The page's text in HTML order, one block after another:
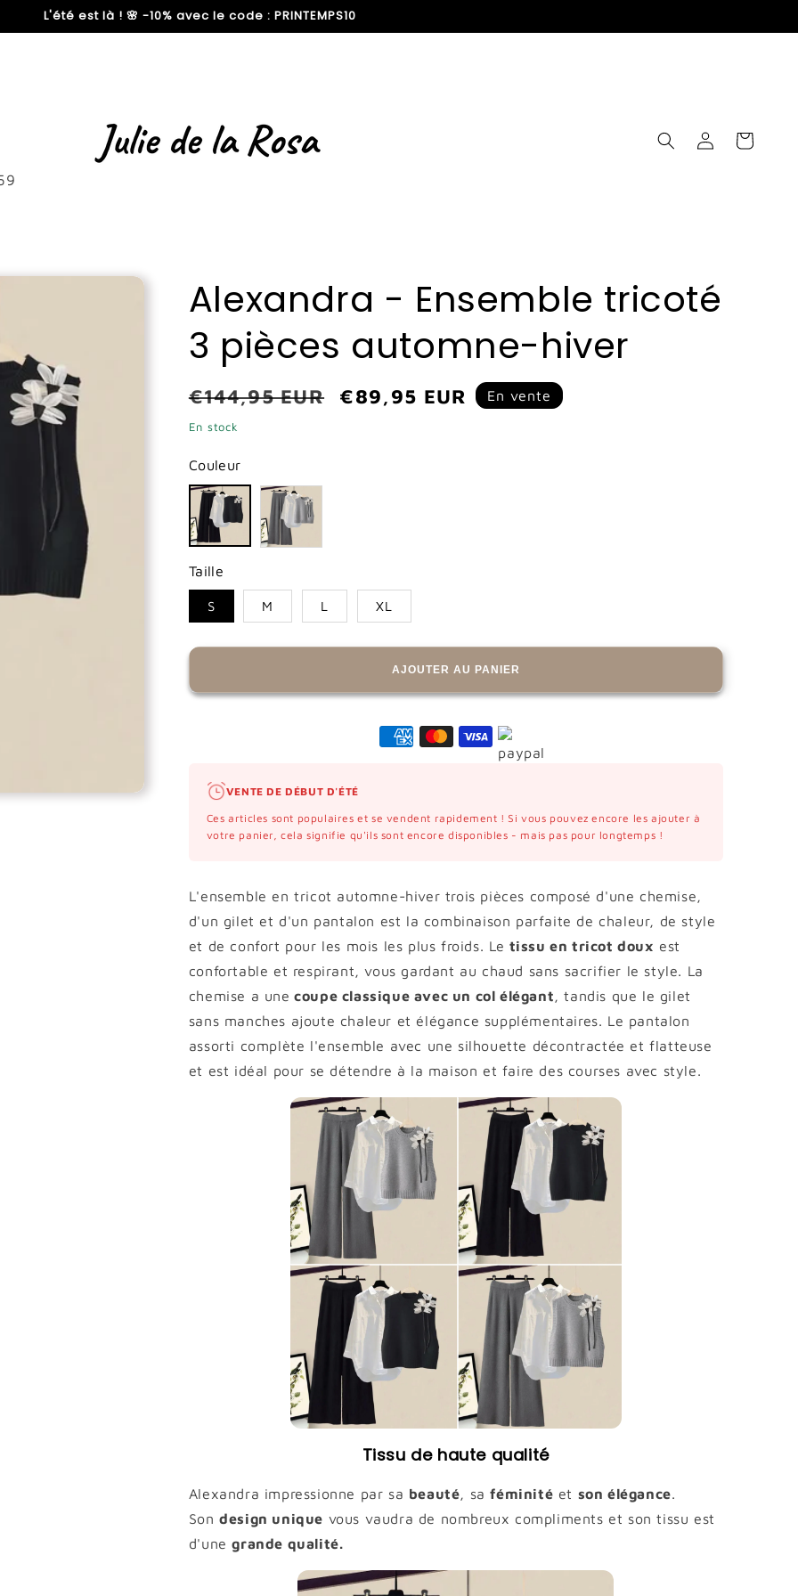
L'été est là ! 🌸 -10% avec le code : PRINTEMPS10
ConnexionPanier
Alexandra - Ensemble tricoté
3 pièces automne-hiver
Prix
habituel
€144,95 EUR
Prix
€89,95 EUR En vente
En stock
Couleur
Taille
S M L XL
AJOUTER AU PANIER
VENTE DE DÉBUT D'ÉTÉ
Ces articles sont populaires et se vendent rapidement ! Si vous pouvez encore les ajouter à
votre panier, cela signifie qu'ils sont encore disponibles - mais pas pour longtemps !
L'ensemble en tricot automne-hiver trois pièces composé d'une chemise,
d'un gilet et d'un pantalon est la combinaison parfaite de chaleur, de style
et de confort pour les mois les plus froids. Le tissu en tricot doux est
confortable et respirant, vous gardant au chaud sans sacrifier le style. La
chemise a une coupe classique avec un col élégant, tandis que le gilet
sans manches ajoute chaleur et élégance supplémentaires. Le pantalon
assorti complète l'ensemble avec une silhouette décontractée et flatteuse
et est idéal pour se détendre à la maison et faire des courses avec style.
Tissu de haute qualité
Alexandra impressionne par sa beauté, sa féminité et son élégance.
Son design unique vous vaudra de nombreux compliments et son tissu est
d'une grande qualité.